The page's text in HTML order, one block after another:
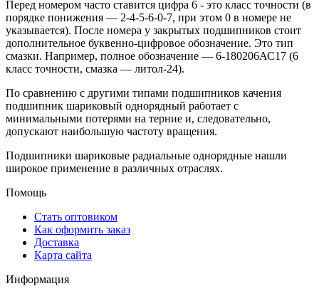
Перед номером часто ставится цифра 6 - это класс точности (в
порядке понижения — 2-4-5-6-0-7, при этом 0 в номере не
указывается). После номера у закрытых подшипников стоит
дополнительное буквенно-цифровое обозначение. Это тип
смазки. Например, полное обозначение — 6-180206АС17 (6
класс точности, смазка — литол-24).
По сравнению с другими типами подшипников качения
подшипник шариковый однорядный работает с
минимальными потерями на терние и, следовательно,
допускают наибольшую частоту вращения.
Подшипники шариковые радиальные однорядные нашли
широкое применение в различных отраслях.
Помощь
Стать оптовиком
Как оформить заказ
Доставка
Карта сайта
Информация